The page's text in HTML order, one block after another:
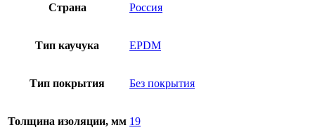
Страна Россия
Тип каучука EPDM
Тип покрытия Без покрытия
Толщина изоляции, мм 19